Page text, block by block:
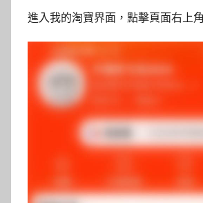
進入我的淘寶界面，點擊頁面右上